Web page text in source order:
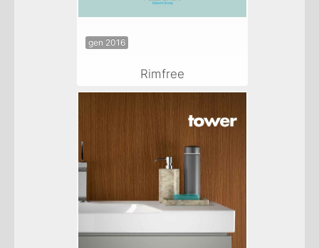
gen 2016
Rimfree